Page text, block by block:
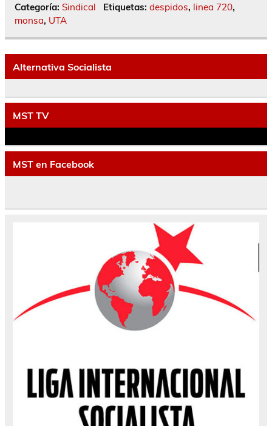
Categoría: Sindical Etiquetas: despidos, linea 720,
monsa, UTA
Alternativa Socialista
MST TV
MST en Facebook